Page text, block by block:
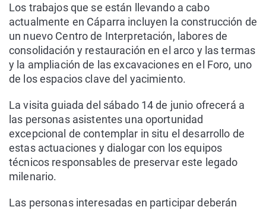
Los trabajos que se están llevando a cabo
actualmente en Cáparra incluyen la construcción de
un nuevo Centro de Interpretación, labores de
consolidación y restauración en el arco y las termas
y la ampliación de las excavaciones en el Foro, uno
de los espacios clave del yacimiento.
La visita guiada del sábado 14 de junio ofrecerá a
las personas asistentes una oportunidad
excepcional de contemplar in situ el desarrollo de
estas actuaciones y dialogar con los equipos
técnicos responsables de preservar este legado
milenario.
Las personas interesadas en participar deberán